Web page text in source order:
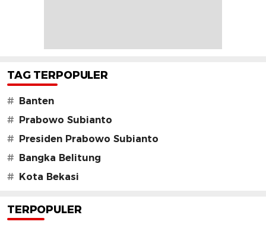
TAG TERPOPULER
# Banten
# Prabowo Subianto
# Presiden Prabowo Subianto
# Bangka Belitung
# Kota Bekasi
TERPOPULER